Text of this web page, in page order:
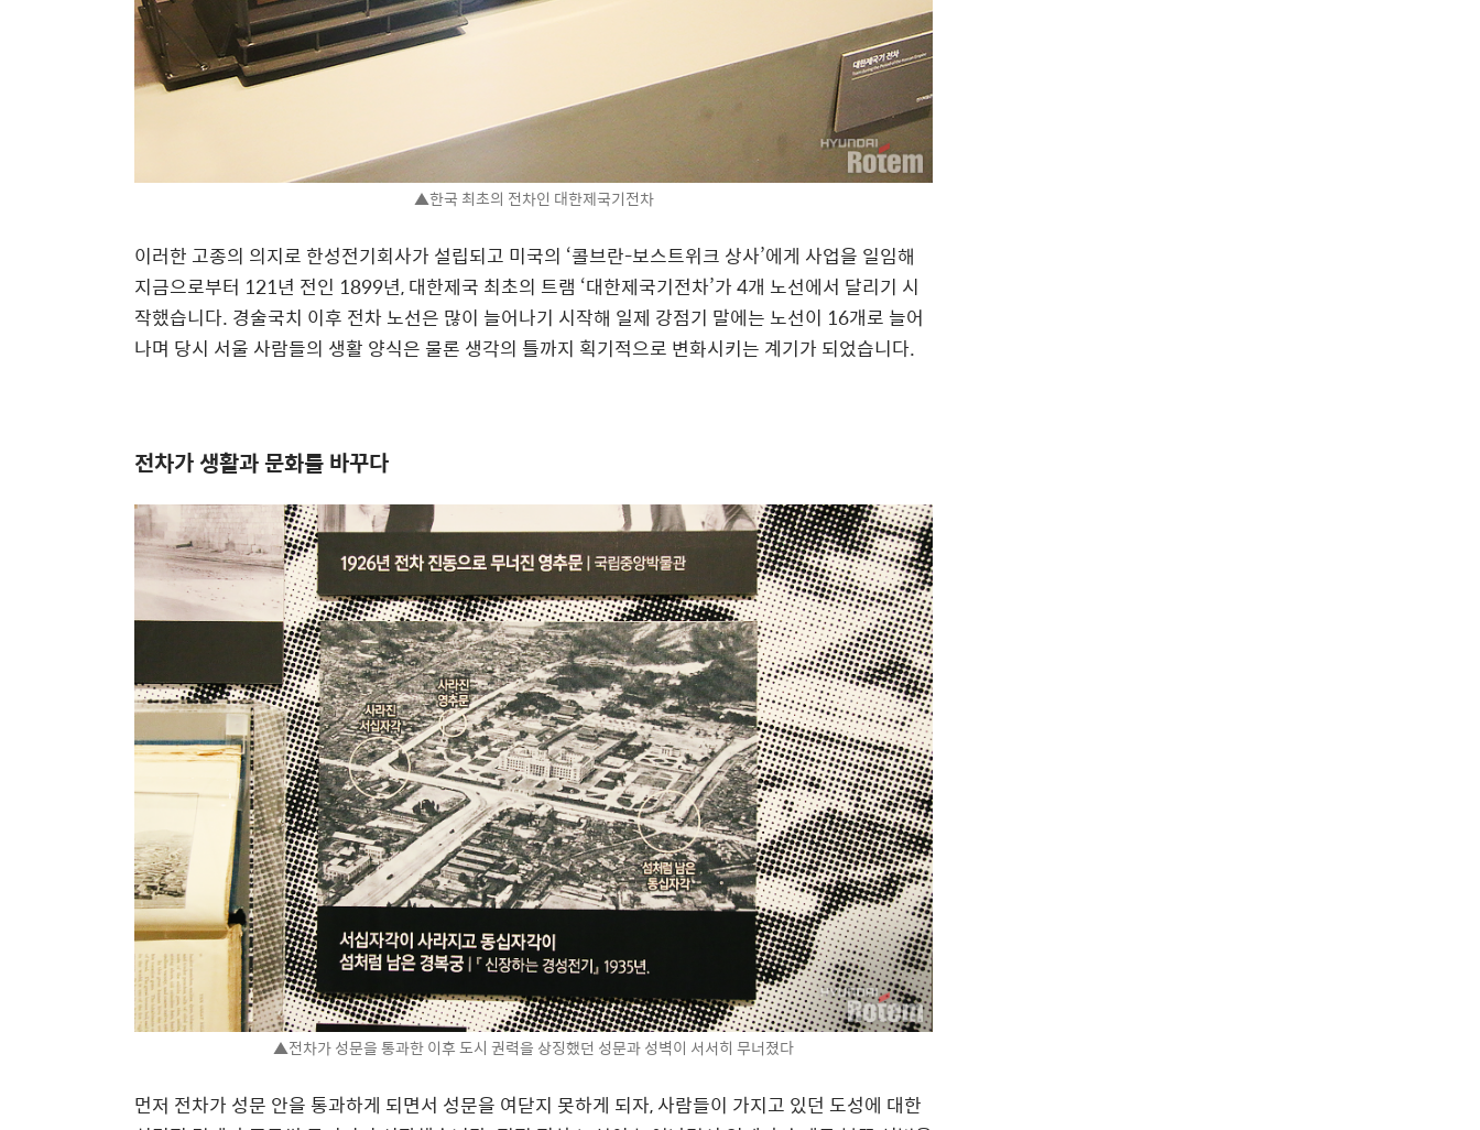
▲한국 최초의 전차인 대한제국기전차
이러한 고종의 의지로 한성전기회사가 설립되고 미국의 ‘콜브란-보스트위크 상사’에게 사업을 일임해
지금으로부터 121년 전인 1899년, 대한제국 최초의 트램 ‘대한제국기전차’가 4개 노선에서 달리기 시
작했습니다. 경술국치 이후 전차 노선은 많이 늘어나기 시작해 일제 강점기 말에는 노선이 16개로 늘어
나며 당시 서울 사람들의 생활 양식은 물론 생각의 틀까지 획기적으로 변화시키는 계기가 되었습니다.
전차가 생활과 문화를 바꾸다
▲전차가 성문을 통과한 이후 도시 권력을 상징했던 성문과 성벽이 서서히 무너졌다
먼저 전차가 성문 안을 통과하게 되면서 성문을 여닫지 못하게 되자, 사람들이 가지고 있던 도성에 대한